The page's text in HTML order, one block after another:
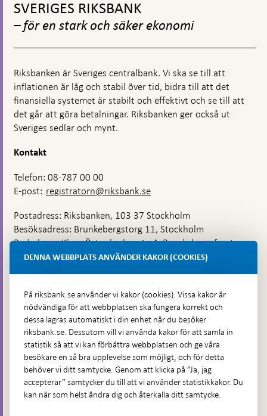
toppnavigation
SVERIGES RIKSBANK
– för en stark och säker ekonomi
Riksbanken är Sveriges centralbank. Vi ska se till att
inflationen är låg och stabil över tid, bidra till att det
finansiella systemet är stabilt och effektivt och se till att
det går att göra betalningar. Riksbanken ger också ut
Sveriges sedlar och mynt.
Kontakt
Telefon: 08-787 00 00
E-post: registratorn@riksbank.se
Postadress: Riksbanken, 103 37 Stockholm
Besöksadress: Brunkebergstorg 11, Stockholm
Budadress: Klara Östra kyrkogata 4, Brunkebergsfaret,
Lastplats 6
Hitta direkt
Frågor och svar-
Öppnas
i
ny
flik
Till Riksbankens webbarkiv-
Öppnas
i
ny
Presskontakt
Integritetspolicy
DENNA WEBBPLATS ANVÄNDER KAKOR (COOKIES)
På riksbank.se använder vi kakor (cookies). Vissa kakor är
nödvändiga för att webbplatsen ska fungera korrekt och
dessa lagras automatiskt i din enhet när du besöker
riksbank.se. Dessutom vill vi använda kakor för att samla in
statistik så att vi kan förbättra webbplatsen och ge våra
besökare en så bra upplevelse som möjligt, och för detta
behöver vi ditt samtycke. Genom att klicka på ”Ja, jag
accepterar” samtycker du till att vi använder statistikkakor. Du
kan när som helst ändra dig och återkalla ditt samtycke.